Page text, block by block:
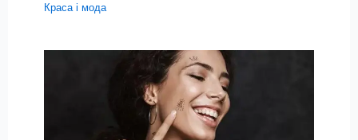
Краса і мода